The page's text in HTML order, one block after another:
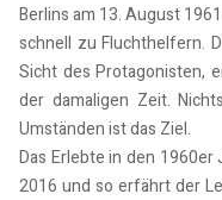
Berlins am 13. August
schnell zu Fluchthelfern.
Sicht des Protagonisten,
der damaligen Zeit.
Umständen ist das Ziel.
Das Erlebte in den
2016 und so erfährt der